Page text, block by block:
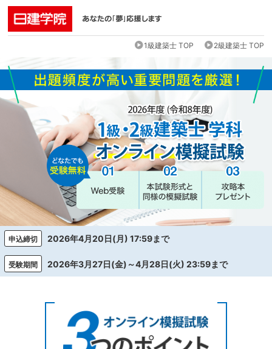
1級建築士 TOP 2級建築士 TOP
申込締切 2026年4月20日(月) 17:59まで
受験期間 2026年3月27日(金)～4月28日(火) 23:59まで